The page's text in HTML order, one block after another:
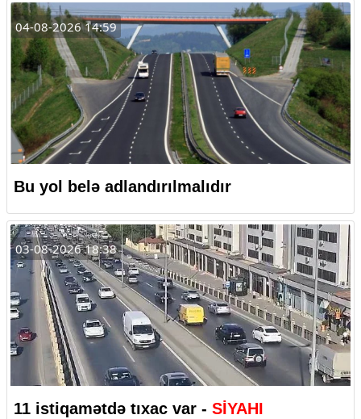
04-08-2026 14:59
Bu yol belə adlandırılmalıdır
03-08-2026 18:38
11 istiqamətdə tıxac var - SİYAHI